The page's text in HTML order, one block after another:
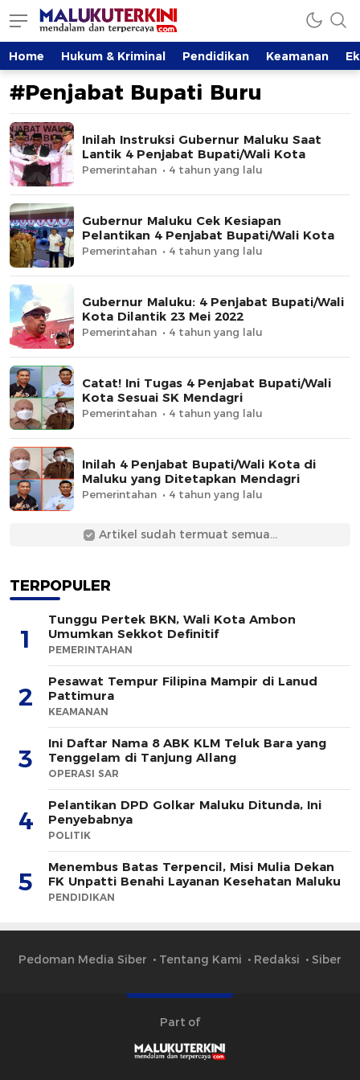
MalukuTerkini.com
Terkini, Mendalam dan Terpercaya
Home Hukum & Kriminal Pendidikan Keamanan
#Penjabat Bupati Buru
Inilah Instruksi Gubernur Maluku Saat
Lantik 4 Penjabat Bupati/Wali Kota
Pemerintahan 4 tahun yang lalu
Gubernur Maluku Cek Kesiapan
Pelantikan 4 Penjabat Bupati/Wali Kota
Pemerintahan 4 tahun yang lalu
Gubernur Maluku: 4 Penjabat Bupati/Wali
Kota Dilantik 23 Mei 2022
Pemerintahan 4 tahun yang lalu
Catat! Ini Tugas 4 Penjabat Bupati/Wali
Kota Sesuai SK Mendagri
Pemerintahan 4 tahun yang lalu
Inilah 4 Penjabat Bupati/Wali Kota di
Maluku yang Ditetapkan Mendagri
Pemerintahan 4 tahun yang lalu
Artikel sudah termuat semua...
TERPOPULER
1
Tunggu Pertek BKN, Wali Kota Ambon
Umumkan Sekkot Definitif
PEMERINTAHAN
2
Pesawat Tempur Filipina Mampir di Lanud
Pattimura
KEAMANAN
3
Ini Daftar Nama 8 ABK KLM Teluk Bara yang
Tenggelam di Tanjung Allang
OPERASI SAR
4
Pelantikan DPD Golkar Maluku Ditunda, Ini
Penyebabnya
POLITIK
5
Menembus Batas Terpencil, Misi Mulia Dekan
FK Unpatti Benahi Layanan Kesehatan Maluku
PENDIDIKAN
Pedoman Media Siber Tentang Kami Redaksi Siber
Part of